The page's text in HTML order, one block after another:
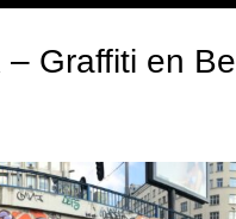
– Graffiti en